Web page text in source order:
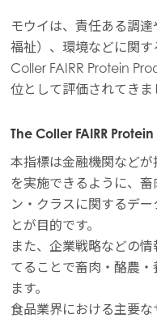
Mowi Global
Asia
Mowi China
Mowi Japan ACTIVE
Mowi Korea
モウイは、責任ある調
福祉）、環境などに関
Coller FAIRR Protein
位として評価されてきま
The Coller FAIRR
本指標は金融機関など
を実施できるように、
ン・クラスに関するデ
とが目的です。
また、企業戦略などの
てることで畜肉・酪農
ます。
食品業界における主要